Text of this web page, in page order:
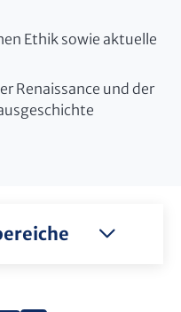
Ethik sowie aktuelle
Renaissance und der